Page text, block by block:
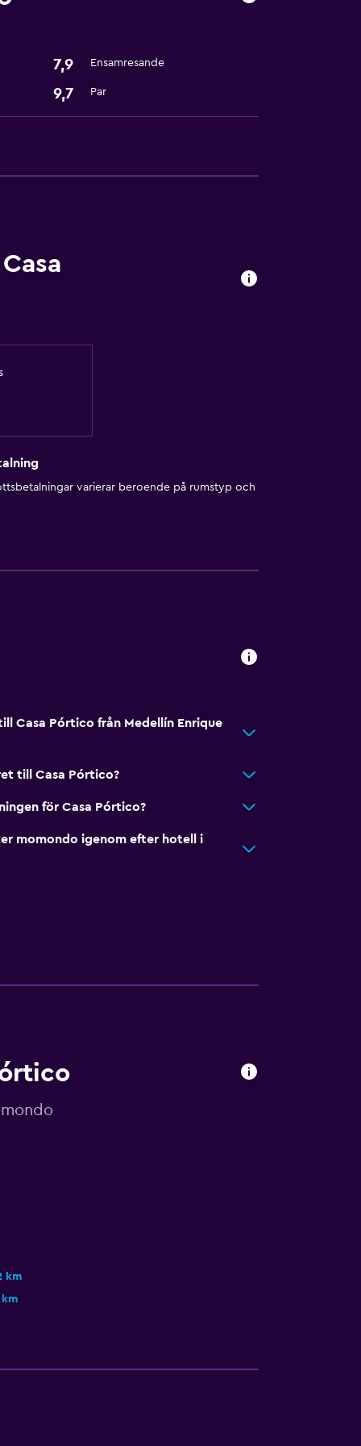
7,9 Ensamresande
9,7 Par
varierar beroende på rumstyp och
Casa Pórtico från Medellín Enrique
till Casa Pórtico?
för Casa Pórtico?
momondo igenom efter hotell i
km